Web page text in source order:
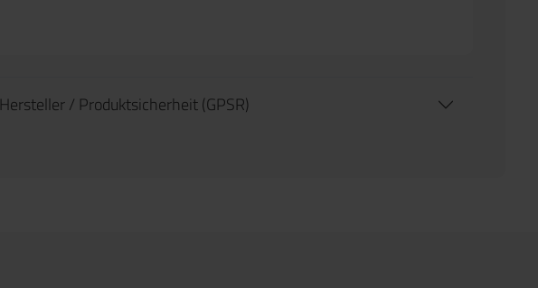
Hersteller / Produktsicherheit (GPSR)